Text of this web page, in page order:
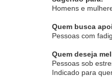
Homens e
Quem busca
Pessoas com
Quem deseja
Pessoas sob
Indicado para